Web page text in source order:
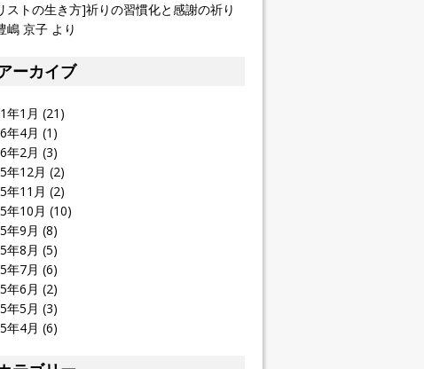
ストの生き方]祈りの習慣化と感謝の祈り
嶋 京子 より
ーカイブ
年1月 (21)
年4月 (1)
年2月 (3)
年12月 (2)
年11月 (2)
年10月 (10)
年9月 (8)
年8月 (5)
年7月 (6)
年6月 (2)
年5月 (3)
年4月 (6)